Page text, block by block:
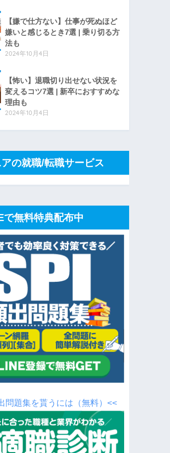
【嫌で仕方ない】仕事が死ぬほど
嫌いと感じるとき7選 | 乗り切る方
法も
2024年10月4日
【怖い】退職切り出せない状況を
変えるコツ7選 | 新卒におすすめな
理由も
2024年10月4日
の就職/転職サービス
で無料特典配布中
問題集を貰うには（無料）<<